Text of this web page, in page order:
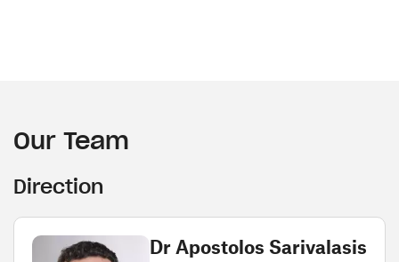
Our Team
Direction
Dr Apostolos Sarivalasis